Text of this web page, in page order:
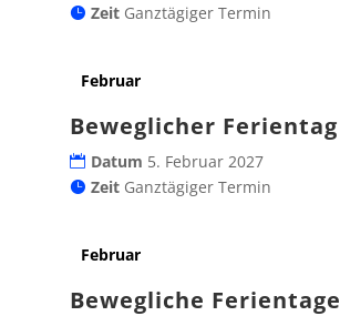
Zeit Ganztägiger Termin
Februar
Beweglicher Ferientag
Datum 5. Februar 2027
Zeit Ganztägiger Termin
Februar
Bewegliche Ferientage